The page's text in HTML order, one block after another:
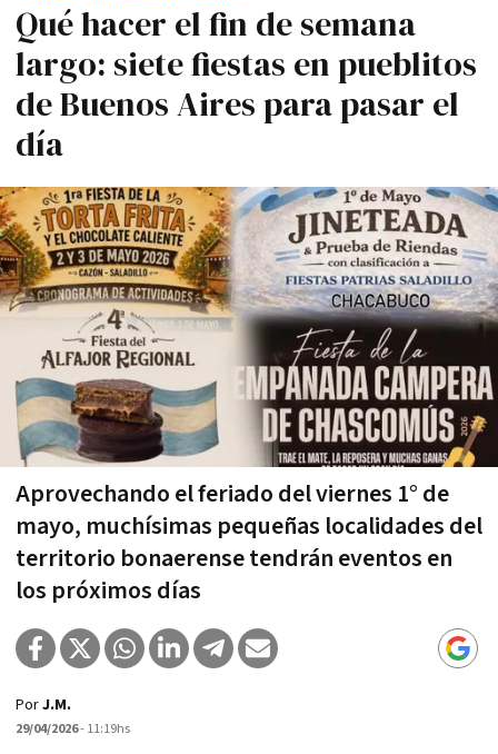
Qué hacer el fin de semana
largo: siete fiestas en pueblitos
de Buenos Aires para pasar el
día
Aprovechando el feriado del viernes 1° de
mayo, muchísimas pequeñas localidades del
territorio bonaerense tendrán eventos en
los próximos días
PorJ.M.
29/04/2026- 11:19hs